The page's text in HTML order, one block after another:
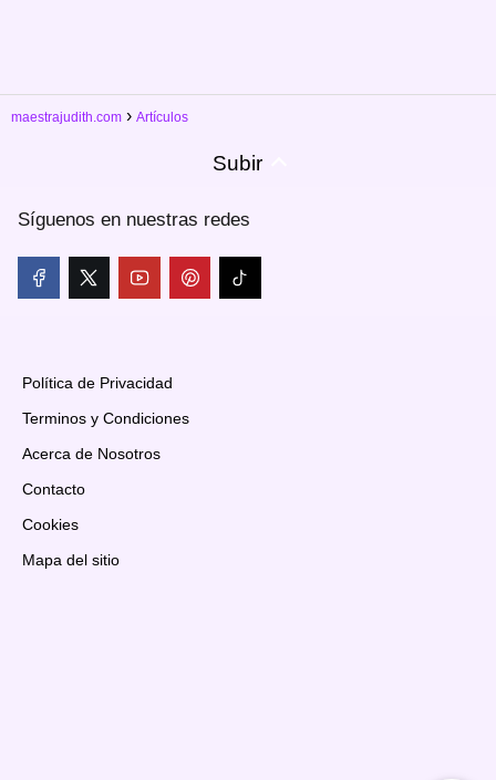
maestrajudith.com Artículos
Subir
Síguenos en nuestras redes
Política de Privacidad
Terminos y Condiciones
Acerca de Nosotros
Contacto
Cookies
Mapa del sitio